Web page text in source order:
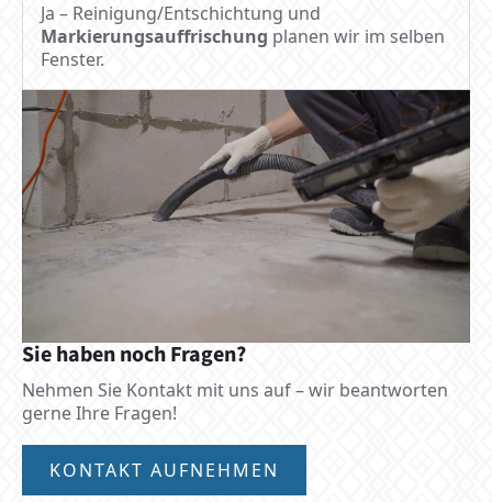
Ja – Reinigung/Entschichtung und
Markierungsauffrischung planen wir im selben
Fenster.
Sie haben noch Fragen?
Nehmen Sie Kontakt mit uns auf – wir beantworten
gerne Ihre Fragen!
KONTAKT AUFNEHMEN